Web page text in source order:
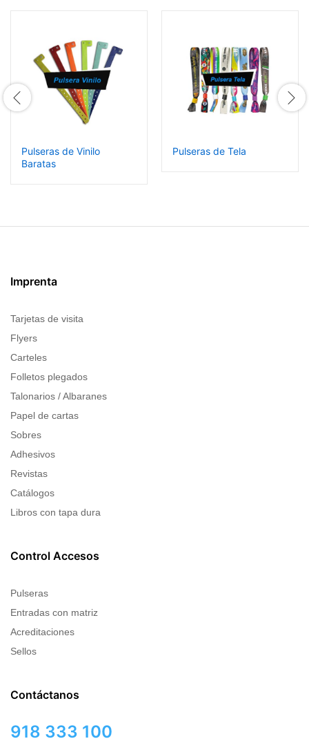
Pulseras de Vinilo
Baratas
Pulseras de Tela
Imprenta
Tarjetas de visita
Flyers
Carteles
Folletos plegados
Talonarios / Albaranes
Papel de cartas
Sobres
Adhesivos
Revistas
Catálogos
Libros con tapa dura
Control Accesos
Pulseras
Entradas con matriz
Acreditaciones
Sellos
Contáctanos
918 333 100